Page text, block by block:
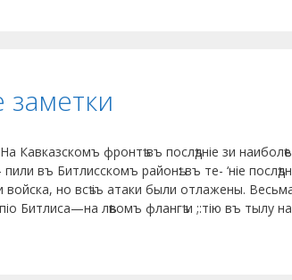
Кавказскомъ фронтѣ въ послѣдніе зи наиболѣе
въ Битлисскомъ районѣ: въ те- ‘ніе
но всѣ іъ атаки были отлажены.
Битлиса—на лѣвомъ флангѣ и ;:тію въ тылу